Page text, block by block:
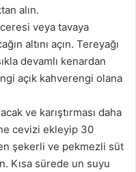
alın.
veya tavaya
altını açın. Tereyağı
devamlı kenardan
açık kahverengi olana
ve karıştırması daha
cevizi ekleyip 30
şekerli ve pekmezli süt
Kısa sürede un suyu